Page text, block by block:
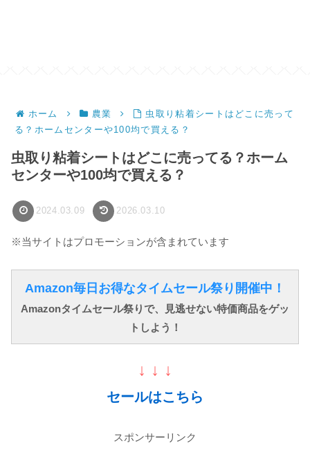
ホーム 農業
虫取り粘着シートはどこに売って
る？ホームセンターや100均で買える？
虫取り粘着シートはどこに売ってる？ホーム
センターや100均で買える？
2024.03.09 2026.03.10
※当サイトはプロモーションが含まれています
Amazon毎日お得なタイムセール祭り開催中！
Amazonタイムセール祭りで、見逃せない特価商品をゲッ
トしよう！
↓ ↓ ↓
セールはこちら
スポンサーリンク